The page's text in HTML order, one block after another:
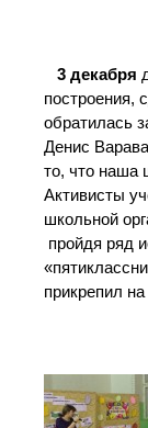
3 декабря
построения,
обратилась
Денис
то, что наша
Активисты
школьной
пройдя ряд
прикрепил